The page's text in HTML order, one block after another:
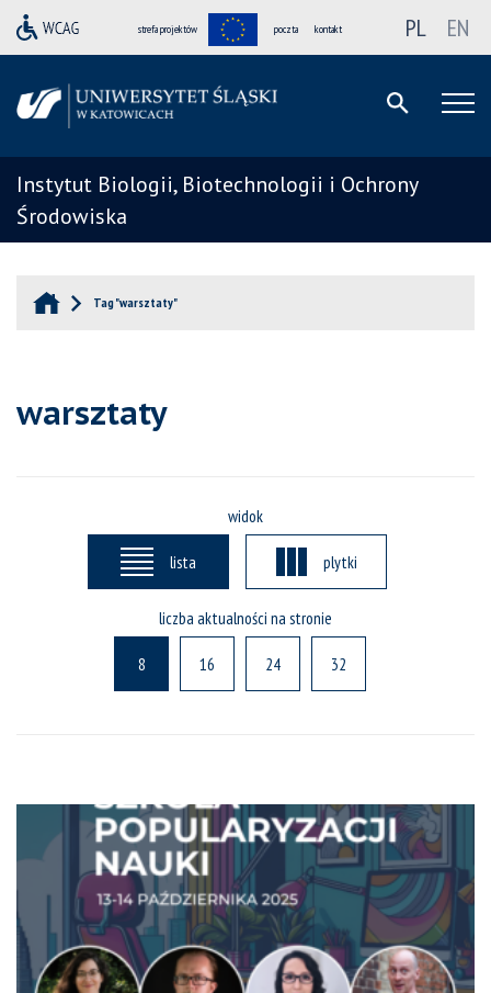
strefa projektów poczta kontakt PL EN
Instytut Biologii, Biotechnologii i Ochrony
Środowiska
Tag "warsztaty"
warsztaty
widok
lista plytki
liczba aktualności na stronie
8 16 24 32